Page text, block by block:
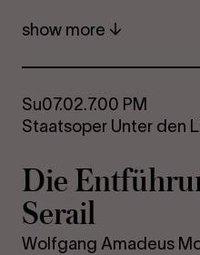
show more
Su07.02.7.00 PM
Staatsoper Unter den
Die
Serail
Wolfgang Amadeus